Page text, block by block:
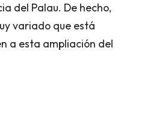
del Palau. De hecho,
variado que está
a esta ampliación del